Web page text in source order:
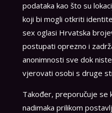
podataka kao što su
koji bi mogli otkriti
sex oglasi Hrvatska
postupati oprezno i
anonimnosti sve dok
vjerovati osobi s druge
Također, preporučuje se
nadimaka prilikom